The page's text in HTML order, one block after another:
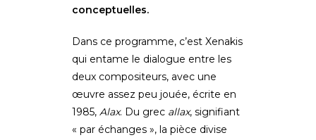
conceptuelles.
Dans ce programme, c’est Xenakis
qui entame le dialogue entre les
deux compositeurs, avec une
œuvre assez peu jouée, écrite en
1985, Alax. Du grec allax, signifiant
« par échanges », la pièce divise